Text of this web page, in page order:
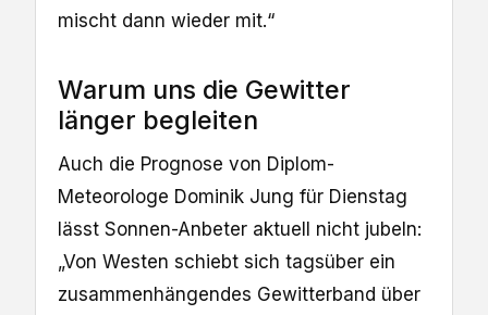
mischt dann wieder mit.“
Warum uns die Gewitter
länger begleiten
Auch die Prognose von Diplom-
Meteorologe Dominik Jung für Dienstag
lässt Sonnen-Anbeter aktuell nicht jubeln:
„Von Westen schiebt sich tagsüber ein
zusammenhängendes Gewitterband über